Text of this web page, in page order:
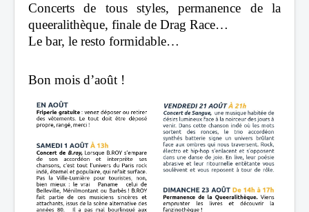
Concerts de tous styles, permanence de la
queeralithèque, finale de Drag Race…
Le bar, le resto formidable…
Bon mois d’août !